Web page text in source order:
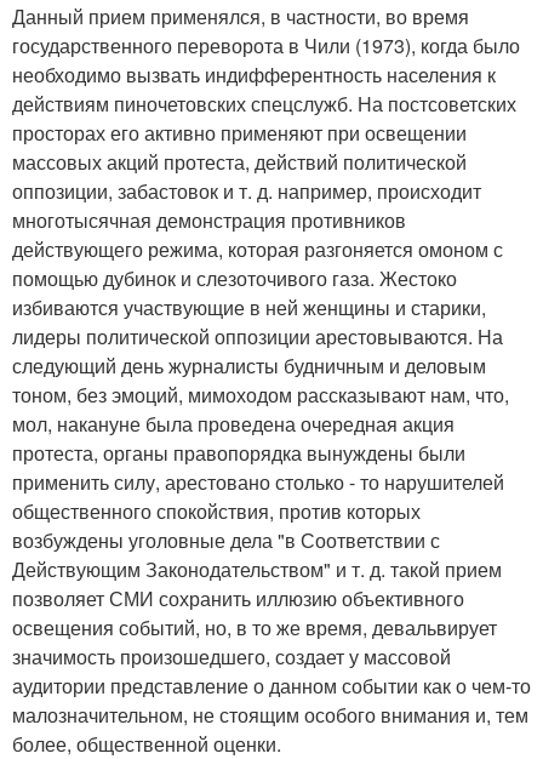
Данный прием применялся, в частности, во время
государственного переворота в Чили (1973), когда было
необходимо вызвать индифферентность населения к
действиям пиночетовских спецслужб. На постсоветских
просторах его активно применяют при освещении
массовых акций протеста, действий политической
оппозиции, забастовок и т. д. например, происходит
многотысячная демонстрация противников
действующего режима, которая разгоняется омоном с
помощью дубинок и слезоточивого газа. Жестоко
избиваются участвующие в ней женщины и старики,
лидеры политической оппозиции арестовываются. На
следующий день журналисты будничным и деловым
тоном, без эмоций, мимоходом рассказывают нам, что,
мол, накануне была проведена очередная акция
протеста, органы правопорядка вынуждены были
применить силу, арестовано столько - то нарушителей
общественного спокойствия, против которых
возбуждены уголовные дела "в Соответствии с
Действующим Законодательством" и т. д. такой прием
позволяет СМИ сохранить иллюзию объективного
освещения событий, но, в то же время, девальвирует
значимость произошедшего, создает у массовой
аудитории представление о данном событии как о чем-то
малозначительном, не стоящим особого внимания и, тем
более, общественной оценки.